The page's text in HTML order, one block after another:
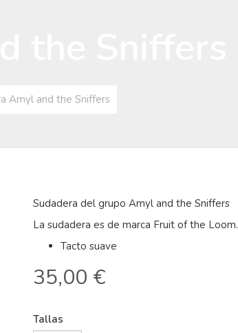
Amyl and the Sniffers
Sudadera del grupo Amyl and the Sniffers
La sudadera es de marca Fruit of the Loom.
Tacto suave
35,00 €
Tallas